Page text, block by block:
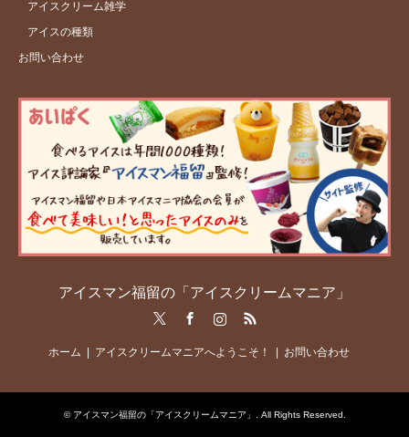
アイスクリーム雑学
アイスの種類
お問い合わせ
アイスマン福留の「アイスクリームマニア」
RSS
ホーム アイスクリームマニアへようこそ！ お問い合わせ
© アイスマン福留の「アイスクリームマニア」 . All Rights Reserved.